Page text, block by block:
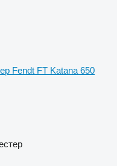
Fendt FT Katana 650